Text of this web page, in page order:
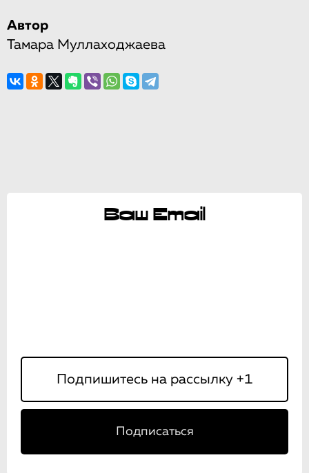
Автор
Тамара Муллаходжаева
Ваш Email
Подписаться